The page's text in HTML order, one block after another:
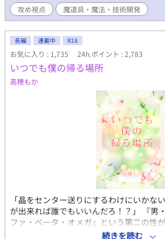
攻め視点
魔道具・魔法・技術開発
長編 連載中 R18
お気に入り : 1,735 24h.ポイント : 2,783
いつでも僕の帰る場所
高穂もか
「晶をセンター送りにするわけにいかな
が出来れば誰でもいいんだろ！？」 『男
ファ・ベータ・オメガ』という第二の性
少子化対策の希望として、すべての生活
続きを読む